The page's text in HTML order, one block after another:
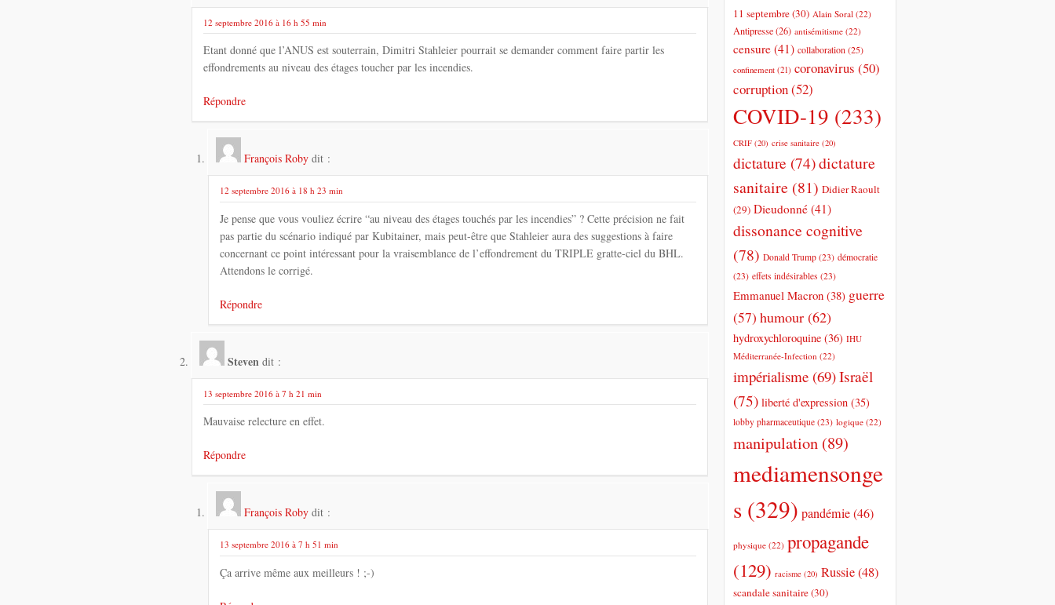
12 septembre 2016 à 16 h 55 min
Etant donné que l’ANUS est souterrain, Dimitri Stahleier pourrait se demander comment faire partir les
effondrements au niveau des étages toucher par les incendies.
Répondre
François Roby dit :
12 septembre 2016 à 18 h 23 min
Je pense que vous vouliez écrire “au niveau des étages touchés par les incendies” ? Cette précision ne fait
pas partie du scénario indiqué par Kubitainer, mais peut-être que Stahleier aura des suggestions à faire
concernant ce point intéressant pour la vraisemblance de l’effondrement du TRIPLE gratte-ciel du BHL.
Attendons le corrigé.
Répondre
Steven dit :
13 septembre 2016 à 7 h 21 min
Mauvaise relecture en effet.
Répondre
François Roby dit :
13 septembre 2016 à 7 h 51 min
Ça arrive même aux meilleurs ! ;-)
11 septembre(30) Alain Soral (22)
Antipresse(26) antisémitisme (22)
censure (41) collaboration(25)
confinement (21) coronavirus (50)
corruption(52)
COVID-19 (233)
CRIF (20) crise sanitaire (20)
dictature (74)dictature
sanitaire (81) Didier Raoult
(29) Dieudonné (41)
dissonance cognitive
(78) Donald Trump (23) démocratie
(23) effets indésirables (23)
Emmanuel Macron (38) guerre
(57) humour (62)
hydroxychloroquine (36) IHU
Méditerranée-Infection (22)
impérialisme (69)Israël
(75) liberté d'expression (35)
lobby pharmaceutique (23) logique (22)
manipulation (89)
mediamensonge
s (329) pandémie(46)
physique (22) propagande
(129) racisme (20) Russie(48)
scandale sanitaire(30)